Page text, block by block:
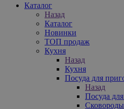
Каталог
Назад
Каталог
Новинки
ТОП продаж
Кухня
Назад
Кухня
Посуда для
Назад
Посуда
Сковороды